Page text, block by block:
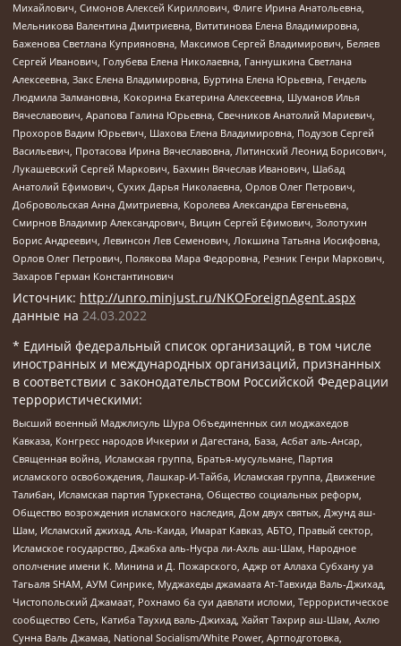
Михайлович, Симонов Алексей Кириллович, Флиге Ирина Анатольевна,
Мельникова Валентина Дмитриевна, Вититинова Елена Владимировна,
Баженова Светлана Куприяновна, Максимов Сергей Владимирович, Беляев
Сергей Иванович, Голубева Елена Николаевна, Ганнушкина Светлана
Алексеевна, Закс Елена Владимировна, Буртина Елена Юрьевна, Гендель
Людмила Залмановна, Кокорина Екатерина Алексеевна, Шуманов Илья
Вячеславович, Арапова Галина Юрьевна, Свечников Анатолий Мариевич,
Прохоров Вадим Юрьевич, Шахова Елена Владимировна, Подузов Сергей
Васильевич, Протасова Ирина Вячеславовна, Литинский Леонид Борисович,
Лукашевский Сергей Маркович, Бахмин Вячеслав Иванович, Шабад
Анатолий Ефимович, Сухих Дарья Николаевна, Орлов Олег Петрович,
Добровольская Анна Дмитриевна, Королева Александра Евгеньевна,
Смирнов Владимир Александрович, Вицин Сергей Ефимович, Золотухин
Борис Андреевич, Левинсон Лев Семенович, Локшина Татьяна Иосифовна,
Орлов Олег Петрович, Полякова Мара Федоровна, Резник Генри Маркович,
Захаров Герман Константинович
Источник: http://unro.minjust.ru/NKOForeignAgent.aspx
данные на 24.03.2022
* Единый федеральный список организаций, в том числе
иностранных и международных организаций, признанных
в соответствии с законодательством Российской Федерации
террористическими:
Высший военный Маджлисуль Шура Объединенных сил моджахедов
Кавказа, Конгресс народов Ичкерии и Дагестана, База, Асбат аль-Ансар,
Священная война, Исламская группа, Братья-мусульмане, Партия
исламского освобождения, Лашкар-И-Тайба, Исламская группа, Движение
Талибан, Исламская партия Туркестана, Общество социальных реформ,
Общество возрождения исламского наследия, Дом двух святых, Джунд аш-
Шам, Исламский джихад, Аль-Каида, Имарат Кавказ, АБТО, Правый сектор,
Исламское государство, Джабха аль-Нусра ли-Ахль аш-Шам, Народное
ополчение имени К. Минина и Д. Пожарского, Аджр от Аллаха Субхану уа
Тагьаля SHAM, АУМ Синрике, Муджахеды джамаата Ат-Тавхида Валь-Джихад,
Чистопольский Джамаат, Рохнамо ба суи давлати исломи, Террористическое
сообщество Сеть, Катиба Таухид валь-Джихад, Хайят Тахрир аш-Шам, Ахлю
Сунна Валь Джамаа, National Socialism/White Power, Артподготовка,